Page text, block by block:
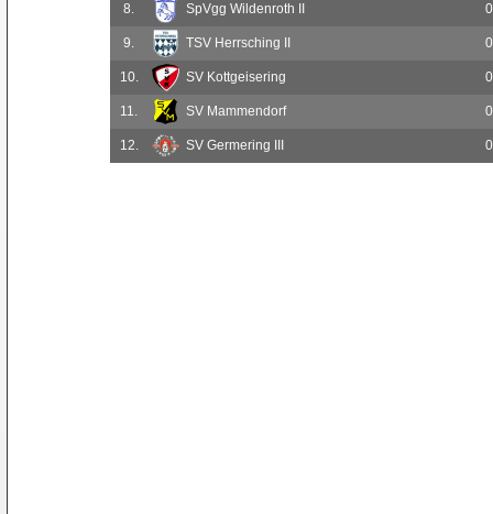
8. SpVgg Wildenroth II 0
9. TSV Herrsching II 0
10. SV Kottgeisering 0
11. SV Mammendorf 0
12. SV Germering III 0